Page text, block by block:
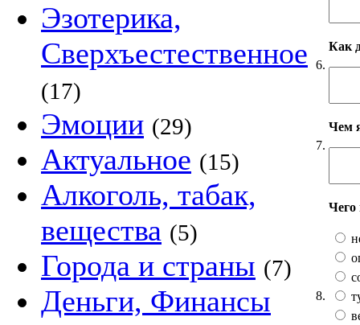
Эзотерика,
Сверхъестественное
(17)
Эмоции (29)
Актуальное (15)
Алкоголь, табак,
вещества (5)
Города и страны (7)
Деньги, Финансы
6.
Как
7.
Чем
8.
Чего